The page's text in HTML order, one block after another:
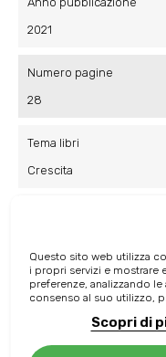
2021
Numero pagine
28
Tema libri
Crescita
Tipologia di libro
Questo sito web utilizza
i propri servizi e mostrare
preferenze, analizzando
consenso al suo utilizzo,
Scopri di